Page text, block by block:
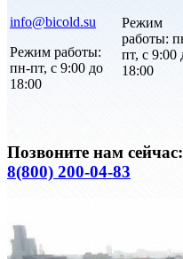
info@bicold.su
Режим работы:
пн-пт, с 9:00 до
18:00
Режим
работы:
пт, с 9:00
18:00
Позвоните нам сейчас:
8(800) 200-04-83